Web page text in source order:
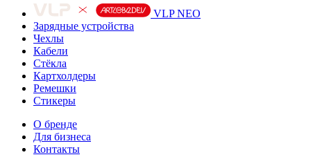
VLP NEO
Зарядные устройства
Чехлы
Кабели
Cтёкла
Картхолдеры
Ремешки
Стикеры
О бренде
Для бизнеса
Контакты